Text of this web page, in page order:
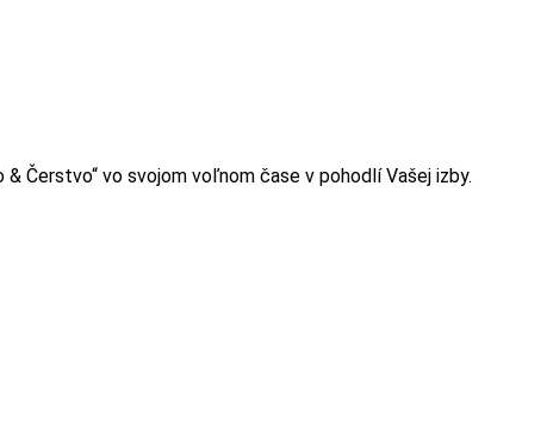
Čerstvo“ vo svojom voľnom čase v pohodlí Vašej izby.